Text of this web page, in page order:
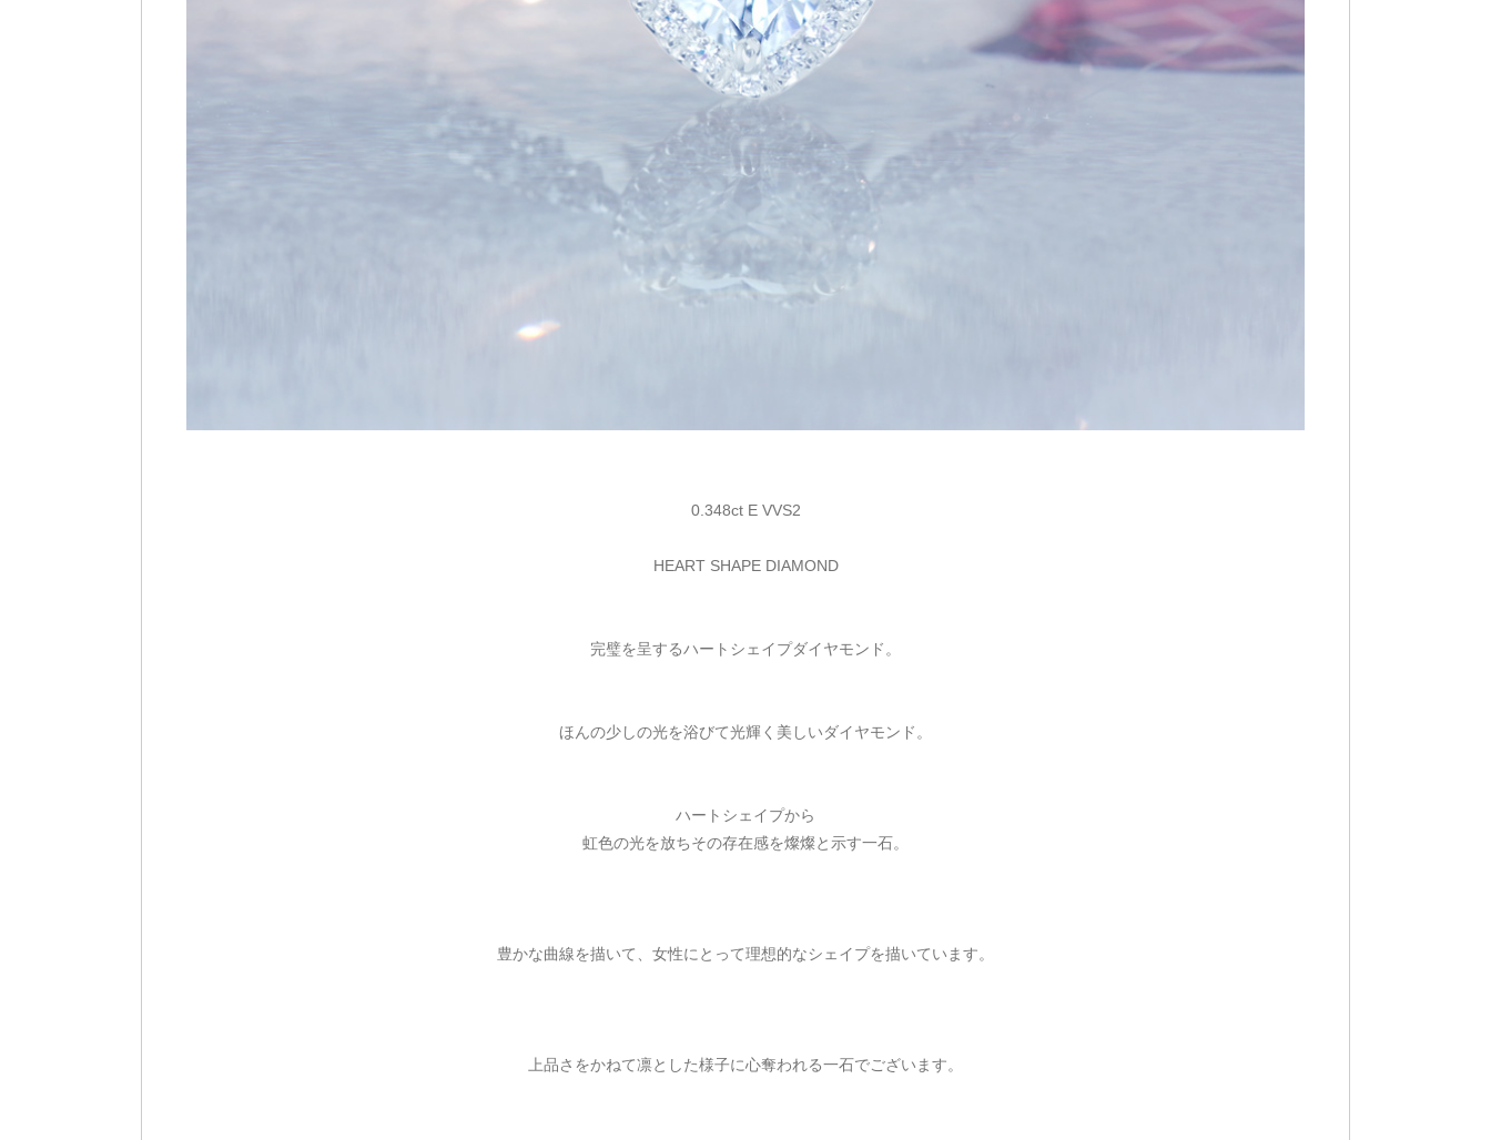
0.348ct E VVS2
HEART SHAPE DIAMOND
完璧を呈するハートシェイプダイヤモンド。
ほんの少しの光を浴びて光輝く美しいダイヤモンド。
ハートシェイプから
虹色の光を放ちその存在感を燦燦と示す一石。
豊かな曲線を描いて、女性にとって理想的なシェイプを描いています。
上品さをかねて凛とした様子に心奪われる一石でございます。